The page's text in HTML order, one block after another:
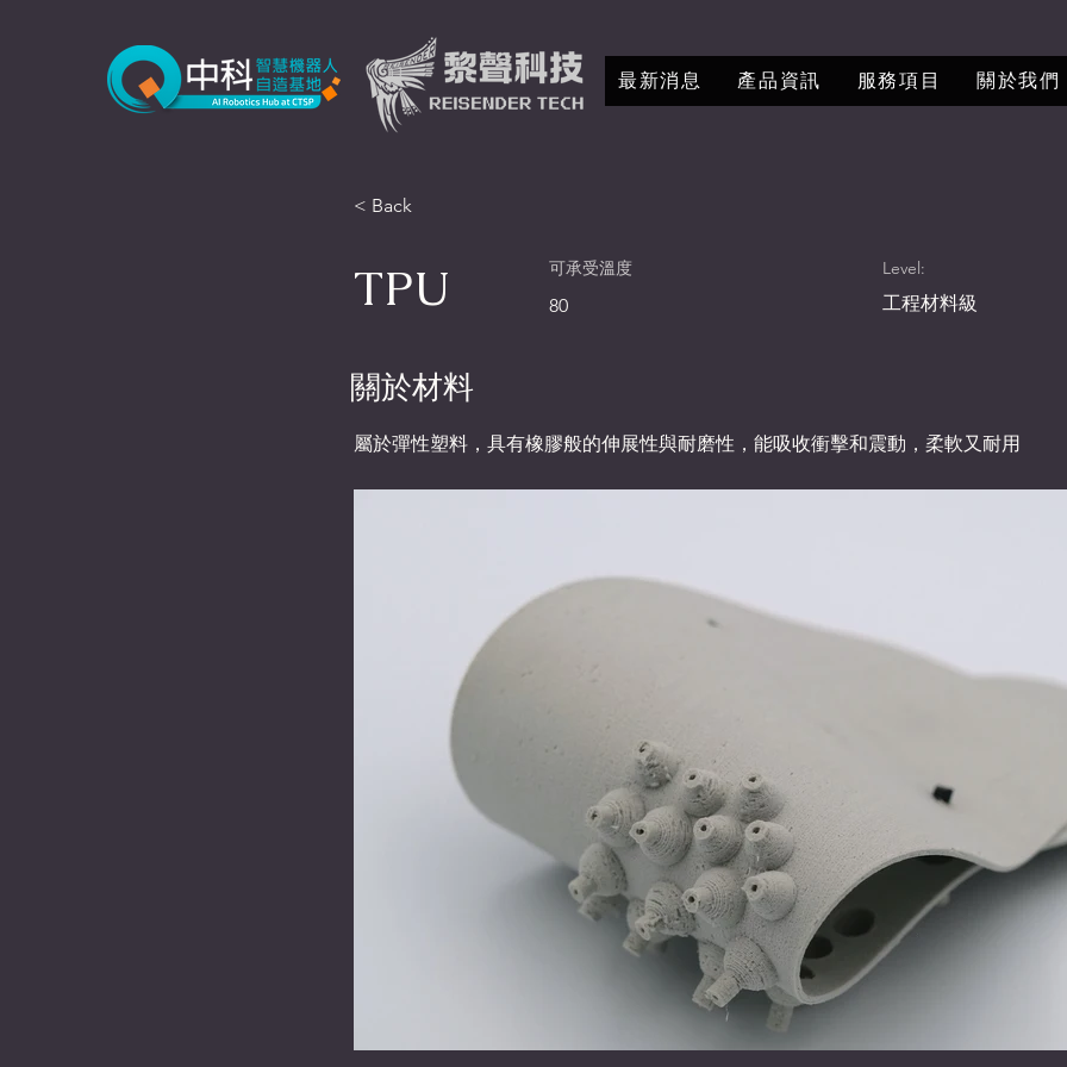
最新消息 產品資訊 服務項目 關於我們
< Back
TPU 可承受溫度
80
Level:
工程材料級
關於材料
屬於彈性塑料，具有橡膠般的伸展性與耐磨性，能吸收衝擊和震動，柔軟又耐用